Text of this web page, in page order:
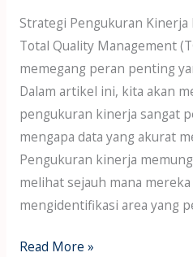
Strategi Pengukuran Kinerja
Total Quality Management
memegang peran penting
Dalam artikel ini, kita akan
pengukuran kinerja sangat
mengapa data yang akurat
Pengukuran kinerja
melihat sejauh mana
mengidentifikasi area yang
Read More »